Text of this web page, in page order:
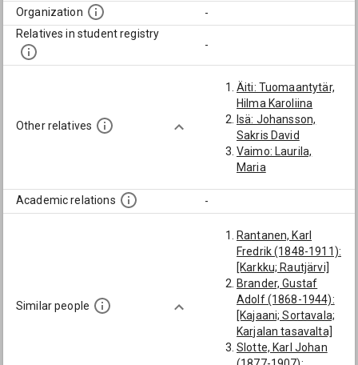
Organization
-
Relatives in student registry
-
Other relatives
Äiti: Tuomaantytär,
Hilma Karoliina
Isä: Johansson,
Sakris David
Vaimo: Laurila,
Maria
Academic relations -
Similar people
Rantanen, Karl
Fredrik (1848-1911):
[Karkku; Rautjärvi]
Brander, Gustaf
Adolf (1868-1944):
[Kajaani; Sortavala;
Karjalan tasavalta]
Slotte, Karl Johan